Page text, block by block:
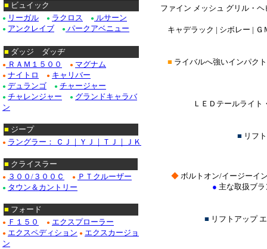
ファイン メッシュ グリル・
キャデラック | シボレー |
■ ライバルへ強いインパク
ＬＥＤテールライト
■ リフ
◆ボルトオン/イージーイ
● 主な取扱ブ
■ リフトアップ
■ ビュイック
● リーガル ● ラクロス ● ルサーン
● アンクレイブ ● パークアベニュー
■ ダッジ ダッヂ
● ＲＡＭ１５００ ● マグナム
● ナイトロ ● キャリバー
● デュランゴ ● チャージャー
● チャレンジャー ● グランドキャラバ
ン
■ ジープ
● ラングラー： ＣＪ｜ＹＪ｜ＴＪ｜ＪＫ
■ クライスラー
● ３００/３００Ｃ ● ＰＴクルーザー
● タウン＆カントリー
■ フォード
● Ｆ１５０ ● エクスプローラー
● エクスペディション ● エクスカージョ
ン